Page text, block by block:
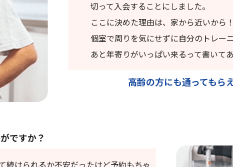
切って入会することにしました。
ここに決めた理由は、家から近いから
個室で周りを気にせずに自分のトレー
あと年寄りがいっぱい来るって書い
高齢の方にも通ってもら
ですか？
続けられるか不安だったけど予約もちゃ